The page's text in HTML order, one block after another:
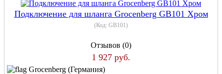
Подключение для шланга Grocenberg GB101 Хром
(Код: GB101)
Отзывов (0)
1 927 руб.
Grocenberg (Германия)